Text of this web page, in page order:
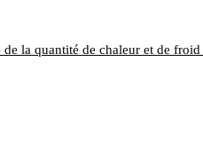
la quantité de chaleur et de